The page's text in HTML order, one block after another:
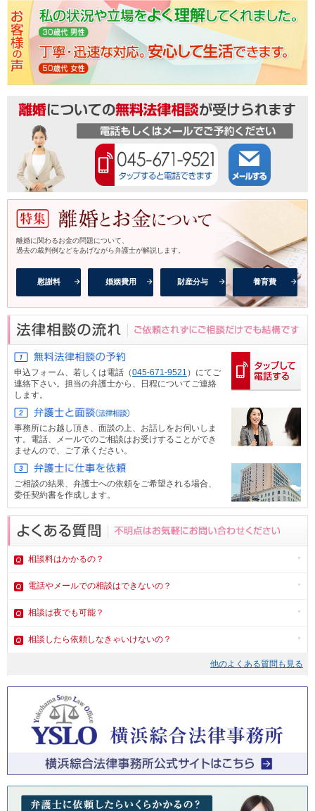
離婚に関わるお金の問題について、
過去の裁判例などをあげながら弁護士が解説します。
慰謝料 婚姻費用 財産分与 養育費
申込フォーム、 若しくは電話（045-671-9521 ）にてご
連絡下さい。担当の弁護士から、日程についてご連絡
します。
事務所にお越し頂き、面談の上、お話しをお伺いしま
す。電話、メールでのご相談はお受けすることができ
ませんので、ご了承ください。
ご相談の結果、弁護士への依頼をご希望される場合、
委任契約書を作成します。
相談料はかかるの？
電話やメールでの相談はできないの？
相談は夜でも可能？
相談したら依頼しなきゃいけないの？
他のよくある質問も見る